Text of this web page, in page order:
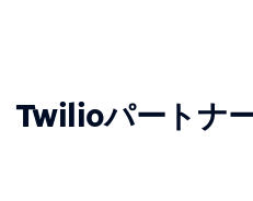
Twilioパートナ